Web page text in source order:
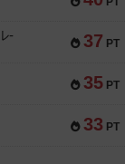
37 PT
-
35 PT
33 PT